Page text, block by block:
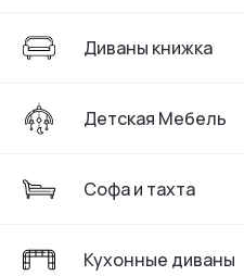
Диваны книжка
Детская Мебель
Софа и тахта
Кухонные диваны